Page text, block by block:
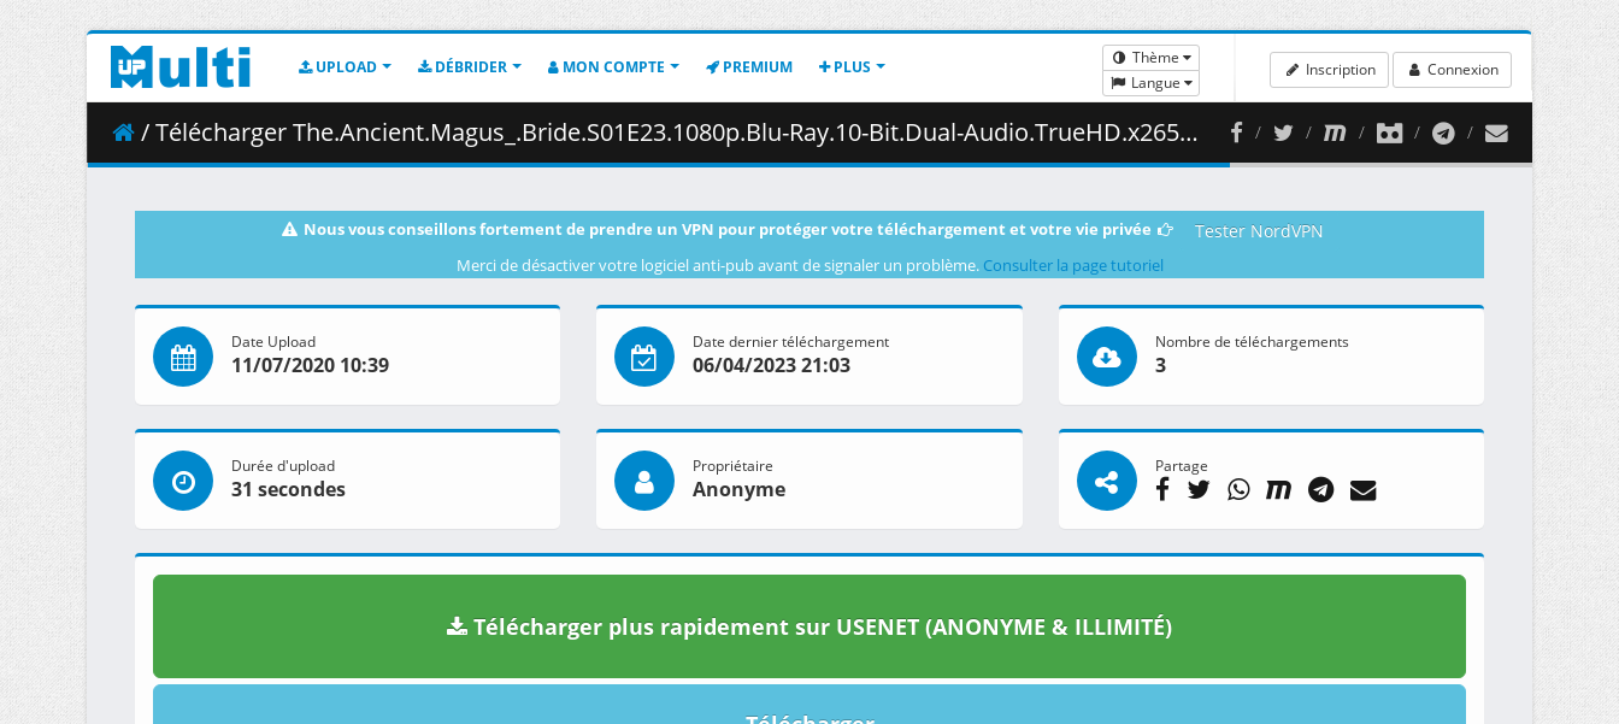
UPLOAD DÉBRIDER MON COMPTE PREMIUM PLUS
Thème
Langue
Inscription Connexion
/ Télécharger The.Ancient.Magus_.Bride.S01E23.1080p.Blu-Ray.10-Bit.Dual-Audio.TrueHD.x265-iAHD.mkv.002 ( 343.76 MB )
Nous vous conseillons fortement de prendre un VPN pour protéger votre téléchargement et votre vie privée Tester NordVPN
Merci de désactiver votre logiciel anti-pub avant de signaler un problème. Consulter la page tutoriel
Date Upload
11/07/2020 10:39
Date dernier téléchargement
06/04/2023 21:03
Nombre de téléchargements
3
Durée d'upload
31 secondes
Propriétaire
Anonyme
Partage
Télécharger plus rapidement sur USENET (ANONYME & ILLIMITÉ)